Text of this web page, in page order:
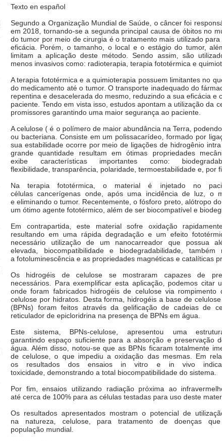
Texto en español
Segundo a Organização Mundial de Saúde, o câncer foi
em 2018, tornando-se a segunda principal causa de óbitos no
do tumor por meio de cirurgia é o tratamento mais utilizado para
eficácia. Porém, o tamanho, o local e o estágio do tumor,
limitam a aplicação deste método. Sendo assim, são
menos invasivos como: radioterapia, terapia fototérmica e
A terapia fototérmica e a quimioterapia possuem limitantes no
do medicamento até o tumor. O transporte inadequado do
repentina e desacelerada do mesmo, reduzindo a sua eficácia e
paciente. Tendo em vista isso, estudos apontam a utilização da
promissores garantindo uma maior segurança ao paciente.
A celulose ( é o polímero de maior abundância na Terra,
ou bacteriana. Consiste em um polissacarídeo, formado por
sua estabilidade ocorre por meio de ligações de hidrogênio
grandequantidade resultam em ótimas propriedades
exibe características importantes como:
flexibilidade, transparência, polaridade, termoestabilidade e, por
Na terapia fototérmica, o material é injetado no
célulascancerígenas onde, após uma incidência de luz, o
eeliminando o tumor. Recentemente, o fósforo preto, alótropo
um ótimo agente fototérmico, além de ser biocompatível e
Em contrapartida, este material sofre oxidação
resultando em uma rápida degradação e um efeito
necessário utilização de um nanocarreador que possua
elevada, biocompatibilidade e biodegradabilidade,
a fotoluminescência e as propriedades magnéticas e catalíticas
Os hidrogéis de celulose se mostraram capazes de
necessários. Para exemplificar esta aplicação, podemos citar
onde foram fabricados hidrogéis de celulose via
celulose por hidratos. Desta forma, hidrogéis a base de
(BPNs) foram feitos através da gelificação de cadeias de
reticulador de epicloridrina na presença de BPNs em água.
Este sistema, BPNs-celulose, apresentou uma
garantindoespaço suficiente para a absorção e preservação
água. Alémdisso, notou-se que as BPNs ficaram totalmente
decelulose, o que impediu a oxidação das mesmas. Em
os resultados dos ensaios in vitro e in vivo
toxicidade, demonstrando a total biocompatibilidade do sistema.
Por fim, ensaios utilizando radiação próxima ao
até cerca de 100% para as células testadas para uso deste
Os resultados apresentados mostram o potencial de
na natureza, celulose, para tratamento de doenças
população mundial.